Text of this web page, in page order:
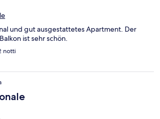
und gut ausgestattetes Apartment. Der
ist sehr schön.
notti